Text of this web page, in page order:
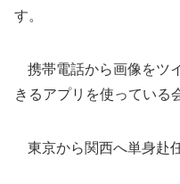
す。
携帯電話から画像をツ
きるアプリを使っている
東京から関西へ単身赴